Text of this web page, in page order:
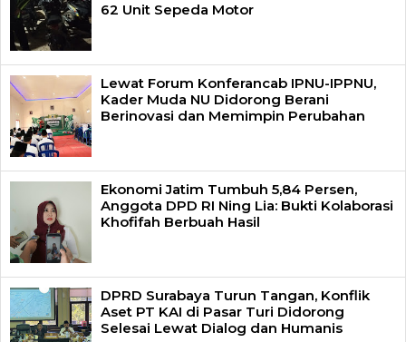
62 Unit Sepeda Motor
Lewat Forum Konferancab IPNU-IPPNU,
Kader Muda NU Didorong Berani
Berinovasi dan Memimpin Perubahan
Ekonomi Jatim Tumbuh 5,84 Persen,
Anggota DPD RI Ning Lia: Bukti Kolaborasi
Khofifah Berbuah Hasil
DPRD Surabaya Turun Tangan, Konflik
Aset PT KAI di Pasar Turi Didorong
Selesai Lewat Dialog dan Humanis